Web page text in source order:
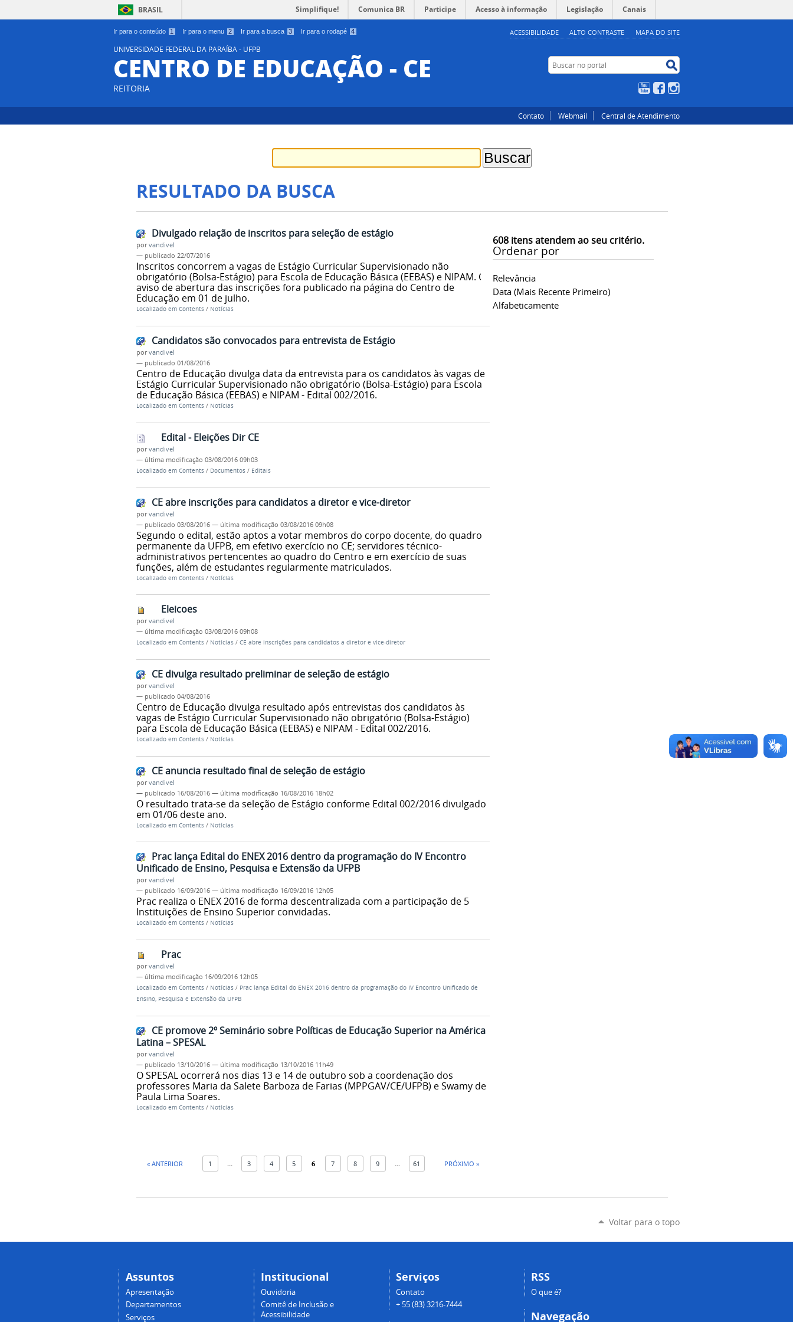
Ir para o conteúdo 1 Ir para o menu 2 Ir para a busca 3 Ir para o rodapé 4 ACESSIBILIDADE ALTO CONTRASTE MAPA DO SITE
BRASIL Simplifique! Comunica BR Participe Acesso à informação Legislação Canais
UNIVERSIDADE FEDERAL DA PARAÍBA - UFPB
CENTRO DE EDUCAÇÃO - CE
REITORIA
Buscar no portal
YouTubeFacebook
Contato Webmail Central de Atendimento
RESULTADO DA BUSCA
608itens atendem ao seu critério.
Ordenar por
Relevância
Data (mais Recente Primeiro)
Alfabeticamente
Divulgado relação de inscritos para seleção de estágio
porvandivel
— publicado 22/07/2016
Inscritos concorrem a vagas de Estágio Curricular Supervisionado não
obrigatório (Bolsa-Estágio) para Escola de Educação Básica (EEBAS) e NIPAM. O
aviso de abertura das inscrições fora publicado na página do Centro de
Educação em 01 de julho.
Localizado em Contents / Notícias
Candidatos são convocados para entrevista de Estágio
porvandivel
— publicado 01/08/2016
Centro de Educação divulga data da entrevista para os candidatos às vagas de
Estágio Curricular Supervisionado não obrigatório (Bolsa-Estágio) para Escola
de Educação Básica (EEBAS) e NIPAM - Edital 002/2016.
Localizado em Contents / Notícias
Edital - Eleições Dir CE
porvandivel
— última modificação 03/08/2016 09h03
Localizado em Contents / Documentos / Editais
CE abre inscrições para candidatos a diretor e vice-diretor
porvandivel
— publicado 03/08/2016 — última modificação 03/08/2016 09h08
Segundo o edital, estão aptos a votar membros do corpo docente, do quadro
permanente da UFPB, em efetivo exercício no CE; servidores técnico-
administrativos pertencentes ao quadro do Centro e em exercício de suas
funções, além de estudantes regularmente matriculados.
Localizado em Contents / Notícias
Eleicoes
porvandivel
— última modificação 03/08/2016 09h08
Localizado em Contents / Notícias / CE abre inscrições para candidatos a diretor e vice-diretor
CE divulga resultado preliminar de seleção de estágio
porvandivel
— publicado 04/08/2016
Centro de Educação divulga resultado após entrevistas dos candidatos às
vagas de Estágio Curricular Supervisionado não obrigatório (Bolsa-Estágio)
para Escola de Educação Básica (EEBAS) e NIPAM - Edital 002/2016.
Localizado em Contents / Notícias
CE anuncia resultado final de seleção de estágio
porvandivel
— publicado 16/08/2016 — última modificação 16/08/2016 18h02
O resultado trata-se da seleção de Estágio conforme Edital 002/2016 divulgado
em 01/06 deste ano.
Localizado em Contents / Notícias
Prac lança Edital do ENEX 2016 dentro da programação do IV Encontro
Unificado de Ensino, Pesquisa e Extensão da UFPB
porvandivel
— publicado 16/09/2016 — última modificação 16/09/2016 12h05
Prac realiza o ENEX 2016 de forma descentralizada com a participação de 5
Instituições de Ensino Superior convidadas.
Localizado em Contents / Notícias
Prac
porvandivel
— última modificação 16/09/2016 12h05
Localizado em Contents / Notícias / Prac lança Edital do ENEX 2016 dentro da programação do IV Encontro Unificado de
Ensino, Pesquisa e Extensão da UFPB
CE promove 2º Seminário sobre Políticas de Educação Superior na América
Latina – SPESAL
porvandivel
— publicado 13/10/2016 — última modificação 13/10/2016 11h49
O SPESAL ocorrerá nos dias 13 e 14 de outubro sob a coordenação dos
professores Maria da Salete Barboza de Farias (MPPGAV/CE/UFPB) e Swamy de
Paula Lima Soares.
Localizado em Contents / Notícias
« ANTERIOR 1 3 4 5 6 7 8 9 61 PRÓXIMO »
Voltar para o topo
Assuntos
Apresentação
Departamentos
Serviços
Institucional
Ouvidoria
Comitê de Inclusão e
Acessibilidade
Serviços
Contato
+ 55 (83) 3216-7444
RSS
O que é?
Navegação